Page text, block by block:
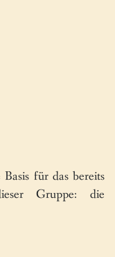
für das bereits
Gruppe: die